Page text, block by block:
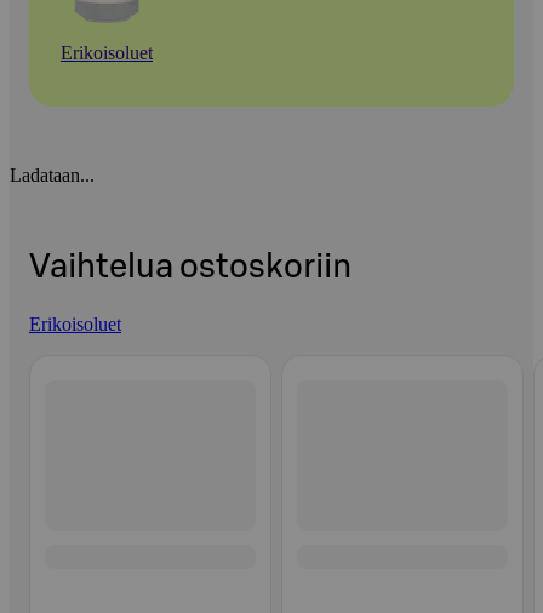
Erikoisoluet
Ladataan...
Vaihtelua ostoskoriin
Erikoisoluet